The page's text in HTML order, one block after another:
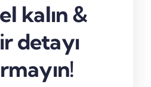
kalın &
detayı